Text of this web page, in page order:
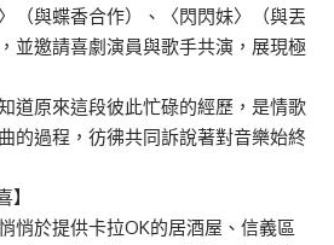
（與蝶香合作）、〈閃閃妹〉（與丟
並邀請喜劇演員與歌手共演，展現極
道原來這段彼此忙碌的經歷，是情歌
的過程，彷彿共同訴說著對音樂始終
】
悄於提供卡拉OK的居酒屋、信義區